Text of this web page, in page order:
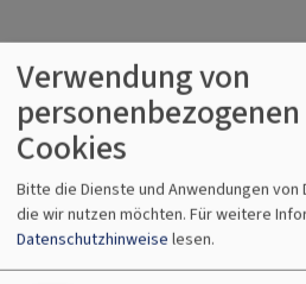
Verwendung von
Cookies
Bitte die Dienste und Anwendungen
die wir nutzen möchten. Für weitere
Datenschutzhinweise lesen.